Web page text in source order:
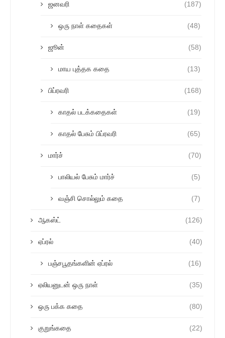
ஜனவரி (187)
ஒரு நாள் கதைகள் (48)
ஜூன் (58)
மாய புத்தக கதை (13)
பிப்ரவரி (168)
காதல் படக்கதைகள் (19)
காதல் பேசும் பிப்ரவரி (65)
மார்ச் (70)
பாலியல் பேசும் மார்ச் (5)
வஞ்சி சொல்லும் கதை (7)
ஆகஸ்ட் (126)
ஏப்ரல் (40)
பஞ்சபூதங்களின் ஏப்ரல் (16)
ஏலியனுடன் ஒரு நாள் (35)
ஒரு பக்க கதை (80)
குறுங்கதை (22)